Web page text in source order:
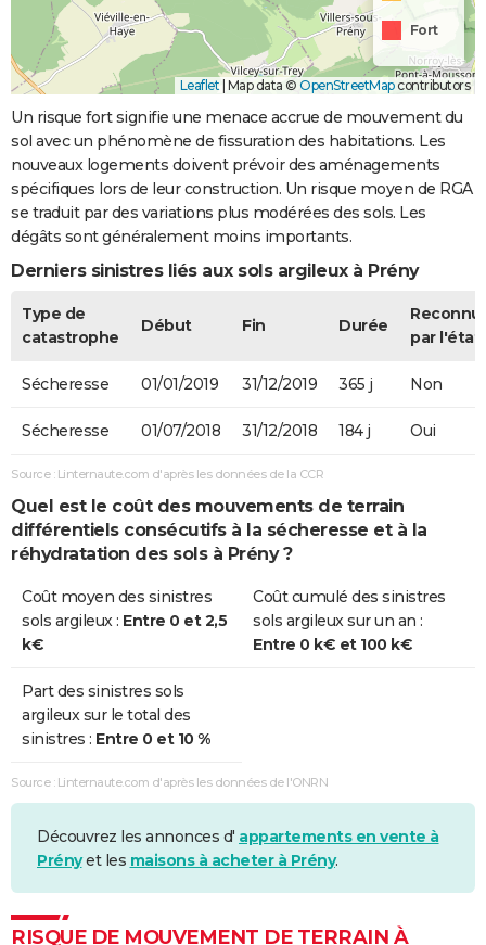
Fort
Leaflet | Map data © OpenStreetMapcontributors
Un risque fort signifie une menace accrue de mouvement du
sol avec un phénomène de fissuration des habitations. Les
nouveaux logements doivent prévoir des aménagements
spécifiques lors de leur construction. Un risque moyen de RGA
se traduit par des variations plus modérées des sols. Les
dégâts sont généralement moins importants.
Derniers sinistres liés aux sols argileux à Prény
Type de
catastrophe
Début Fin Durée
par l'état
Sécheresse 01/01/2019 31/12/2019 365 j Non
Sécheresse 01/07/2018 31/12/2018 184 j Oui
Source : Linternaute.com d'après les données de la CCR
Quel est le coût des mouvements de terrain
différentiels consécutifs à la sécheresse et à la
réhydratation des sols à Prény ?
Coût moyen des sinistres
sols argileux : Entre 0 et 2,5
k€
Coût cumulé des sinistres
sols argileux sur un an :
Entre 0 k€ et 100 k€
Part des sinistres sols
argileux sur le total des
sinistres : Entre 0 et 10 %
Source : Linternaute.com d'après les données de l'ONRN
Découvrez les annonces d' appartements en vente à
Prényet les maisons à acheter à Prény.
RISQUE DE MOUVEMENT DE TERRAIN À